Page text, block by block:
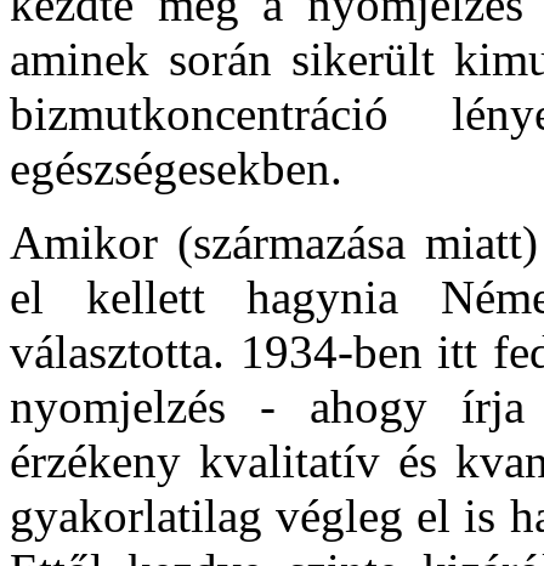
aminek során sikerült
bizmutkoncentráció
egészségesekben.
Amikor (származása
el kellett hagynia
választotta. 1934-ben itt
nyomjelzés - ahogy
érzékeny kvalitatív és
gyakorlatilag végleg el is